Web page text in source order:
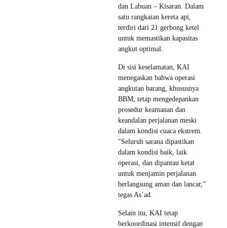
dan Labuan – Kisaran. Dalam
satu rangkaian kereta api,
terdiri dari 21 gerbong ketel
untuk memastikan kapasitas
angkut optimal.
Di sisi keselamatan, KAI
menegaskan bahwa operasi
angkutan barang, khususnya
BBM, tetap mengedepankan
prosedur keamanan dan
keandalan perjalanan meski
dalam kondisi cuaca ekstrem.
“Seluruh sarana dipastikan
dalam kondisi baik, laik
operasi, dan dipantau ketat
untuk menjamin perjalanan
berlangsung aman dan lancar,”
tegas As’ad.
Selain itu, KAI tetap
berkoordinasi intensif dengan